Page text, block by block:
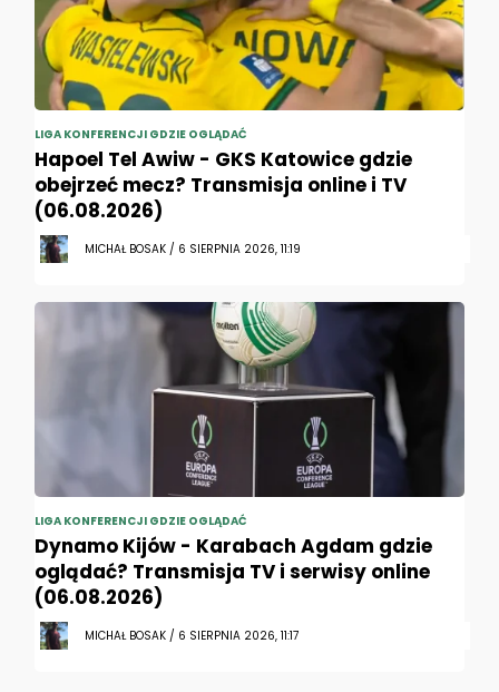
LIGA KONFERENCJI GDZIE OGLĄDAĆ
Hapoel Tel Awiw - GKS Katowice gdzie
obejrzeć mecz? Transmisja online i TV
(06.08.2026)
MICHAŁ BOSAK / 6 SIERPNIA 2026, 11:19
LIGA KONFERENCJI GDZIE OGLĄDAĆ
Dynamo Kijów - Karabach Agdam gdzie
oglądać? Transmisja TV i serwisy online
(06.08.2026)
MICHAŁ BOSAK / 6 SIERPNIA 2026, 11:17